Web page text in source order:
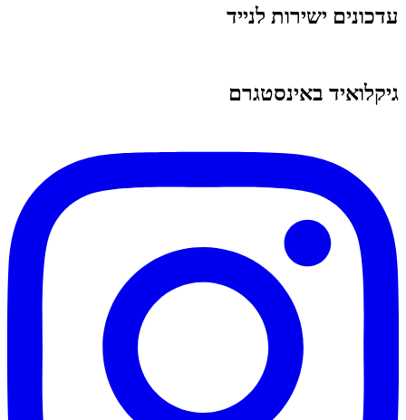
עדכונים ישירות לנייד
גיקלואיד באינסטגרם